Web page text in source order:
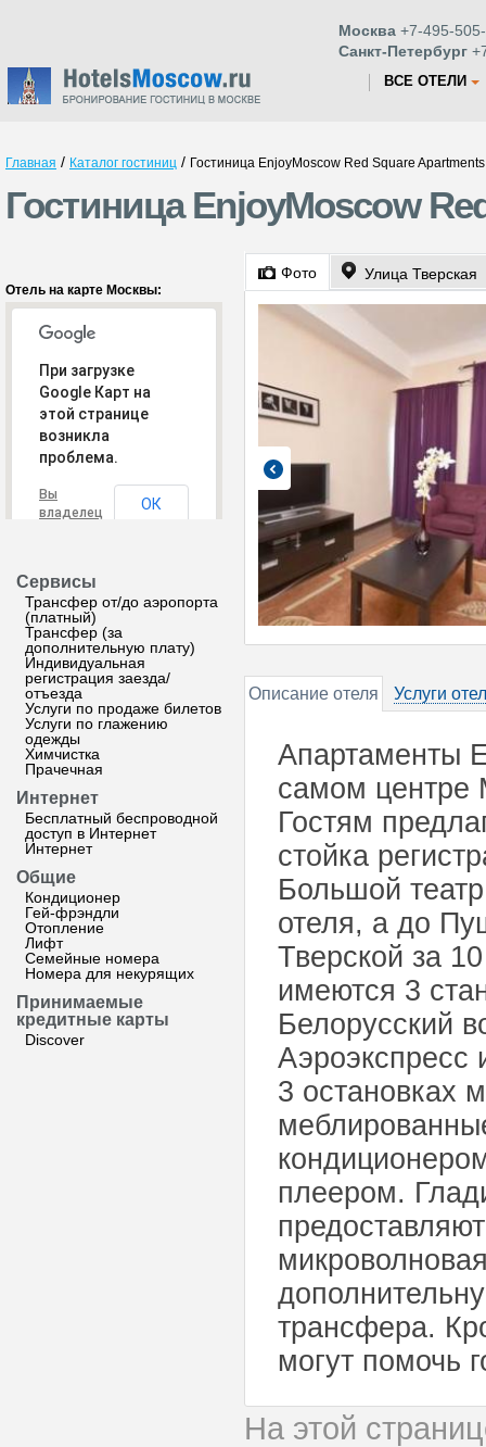
Москва +7-495-
Санкт-Петербург
ВСЕ ОТЕЛИ
Главная / Каталог гостиниц / Гостиница EnjoyMoscow Red Square Apartments
Гостиница EnjoyMoscow
Отель на карте Москвы:
При загрузке
Google Карт на
этой странице
возникла
проблема.
Вы
владелец
ОК
Сервисы
Трансфер от/до аэропорта
(платный)
Трансфер (за
дополнительную плату)
Индивидуальная
регистрация заезда/
отъезда
Услуги по продаже билетов
Услуги по глажению
одежды
Химчистка
Прачечная
Интернет
Бесплатный беспроводной
доступ в Интернет
Интернет
Общие
Кондиционер
Гей-фрэндли
Отопление
Лифт
Семейные номера
Номера для некурящих
Принимаемые
кредитные карты
Discover
Фото Улица Тверская
Описание отеля Услуги
Апартаменты
самом центре
Гостям
стойка
Большой
отеля, а до
Тверской за
имеются 3
Белорусский
Аэроэкспресс
3 остановках
плеером.
трансфера.
могут помочь
На этой